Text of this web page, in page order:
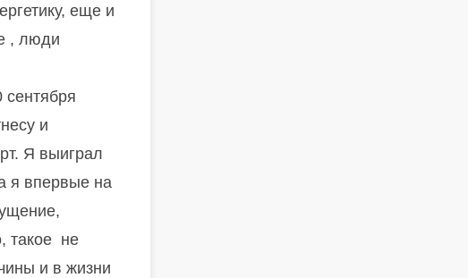
еще и
, люди
сентября
и
Я выиграл
я впервые на
такое не
и в жизни